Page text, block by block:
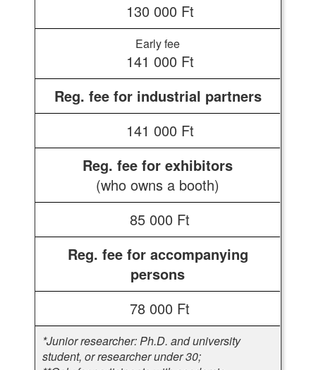
130 000 Ft
141 000 Ft
Reg. fee for industrial partners
141 000 Ft
Reg. fee for exhibitors
(who owns a booth)
85 000 Ft
Reg. fee for accompanying
persons
78 000 Ft
*Junior researcher: Ph.D. and university
student, or researcher under 30;